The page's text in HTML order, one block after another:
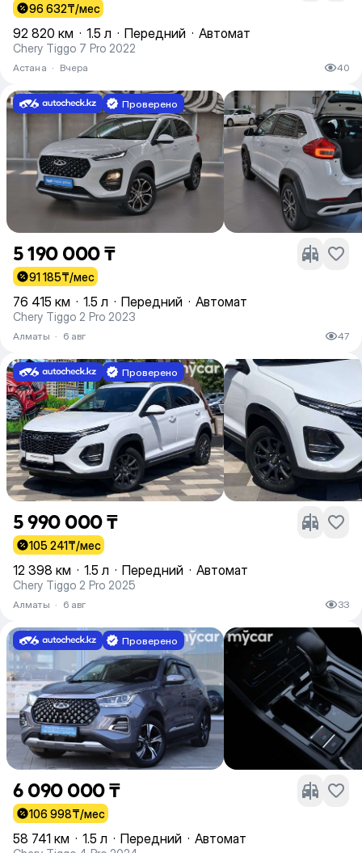
96 632₸/мес
92 820 км · 1.5 л · Передний · Автомат
Chery Tiggo 7 Pro 2022
Астана · Вчера 40
Проверено
5 190 000 ₸
91 185₸/мес
76 415 км · 1.5 л · Передний · Автомат
Chery Tiggo 2 Pro 2023
Алматы · 6 авг 47
Проверено
5 990 000 ₸
105 241₸/мес
12 398 км · 1.5 л · Передний · Автомат
Chery Tiggo 2 Pro 2025
Алматы · 6 авг 33
Проверено
6 090 000 ₸
106 998₸/мес
58 741 км · 1.5 л · Передний · Автомат